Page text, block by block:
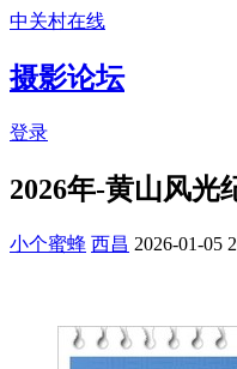
中关村在线
摄影论坛
登录
2026年-黄山风光
小个蜜蜂 西昌 2026-01-05